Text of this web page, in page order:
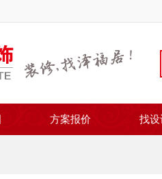
方案报价 找设